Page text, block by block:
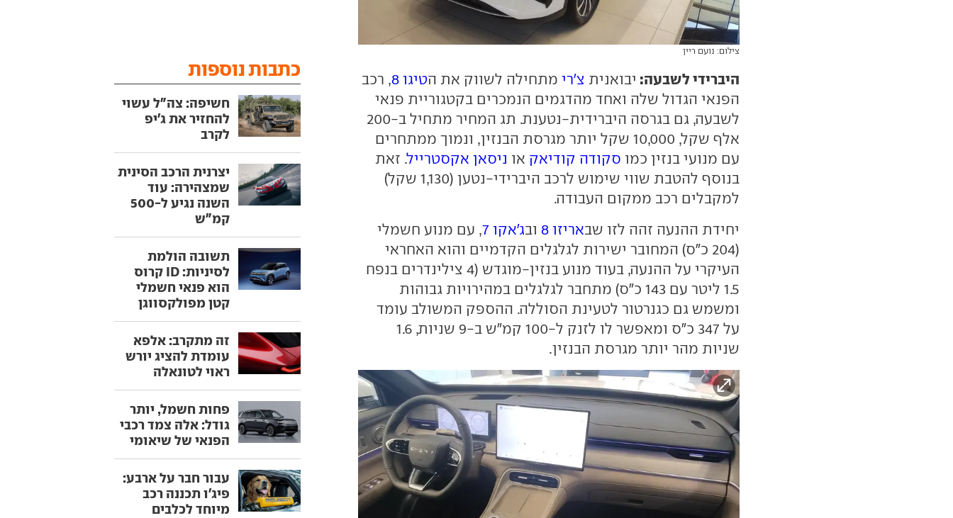
צילום: נועם ריין
היברידי לשבעה: יבואנית צ'רי מתחילה לשווק את הטיגו 8
, רכב
הפנאי הגדול שלה ואחד מהדגמים הנמכרים בקטגוריית פנאי
לשבעה, גם בגרסה היברידית-נטענת. תג המחיר מתחיל ב-200
אלף שקל, 10,000 שקל יותר מגרסת הבנזין, ונמוך ממתחרים
עם מנועי בנזין כמו סקודה קודיאק או ניסאן אקסטרייל. זאת
בנוסף להטבת שווי שימוש לרכב היברידי-נטען (1,130 שקל)
למקבלים רכב ממקום העבודה.
יחידת ההנעה זהה לזו שבאריזו 8 ובג'אקו 7
, עם מנוע חשמלי
(204 כ"ס) המחובר ישירות לגלגלים הקדמיים והוא האחראי
העיקרי על ההנעה, בעוד מנוע בנזין-מוגדש (4 צילינדרים בנפח
1.5 ליטר עם 143 כ"ס) מתחבר לגלגלים במהירויות גבוהות
ומשמש גם כגנרטור לטעינת הסוללה. ההספק המשולב עומד
על 347 כ"ס ומאפשר לו לזנק ל-100 קמ"ש ב-9 שניות, 1.6
שניות מהר יותר מגרסת הבנזין.
כתבות נוספות
חשיפה: צה"ל עשוי
להחזיר את ג'יפ
לקרב
יצרנית הרכב הסינית
שמצהירה: עוד
השנה נגיע ל-500
קמ"ש
תשובה הולמת
לסיניות: ID קרוס
הוא פנאי חשמלי
קטן מפולקסווגן
זה מתקרב: אלפא
עומדת להציג יורש
ראוי לטונאלה
פחות חשמל, יותר
גודל: אלה צמד רכבי
הפנאי של שיאומי
עבור חבר על ארבע:
פיג'ו תכננה רכב
מיוחד לכלבים